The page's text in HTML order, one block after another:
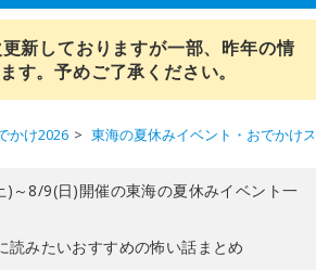
新しておりますが一部、昨年の情
す。予めご了承ください。
かけ2026 東海の夏休みイベント・おでかけ
)～8/9(日)開催の東海の夏休みイベント一
読みたいおすすめの怖い話まとめ